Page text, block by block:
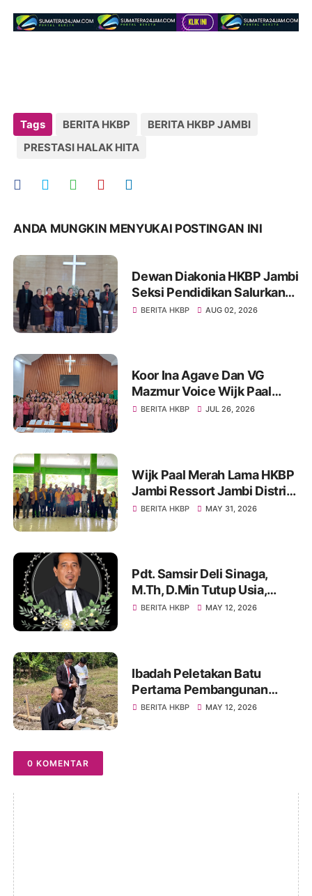
Tags BERITA HKBP
BERITA HKBP JAMBI
PRESTASI HALAK HITA
ANDA MUNGKIN MENYUKAI POSTINGAN INI
Dewan Diakonia HKBP Jambi
Seksi Pendidikan Salurkan
Bantuan Beasiswa Bagi
BERITA HKBP AUG 02, 2026
Koor Ina Agave Dan VG
Mazmur Voice Wijk Paal
Merah HKBP Jambi
BERITA HKBP JUL 26, 2026
Wijk Paal Merah Lama HKBP
Jambi Ressort Jambi Distrik
XXV Jambi Gelar Ibadah
BERITA HKBP MAY 31, 2026
Pdt. Samsir Deli Sinaga,
M.Th, D.Min Tutup Usia,
Jemaat HKBP Maranatha
BERITA HKBP MAY 12, 2026
Ibadah Peletakan Batu
Pertama Pembangunan
Rumah Dinas Huria HKBP
BERITA HKBP MAY 12, 2026
0 KOMENTAR